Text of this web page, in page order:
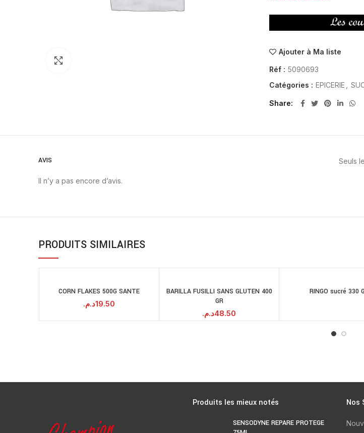
Ajouter à Ma liste
Réf : 5090693
Catégories : EPICERIE
Share
AVIS
Il n’y a pas encore d’avis.
Seuls
PRODUITS SIMILAIRES
AJOUTER AU
PANIER
CORN FLAKES 500G SANTE
19.50د.م.
AJOUTER AU
BARILLA FUSILLI SANS GLUTEN 400
GR
48.50د.م.
LIRE LA
RINGO sucré 330
Produits les mieux notés
SENSODYNE REPARE PROTEGE
Nos